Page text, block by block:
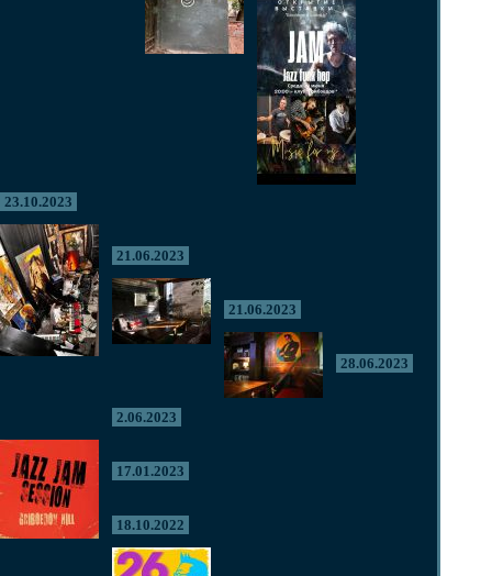
23.10.2023
21.06.2023
21.06.2023
28.06.2023
2.06.2023
17.01.2023
18.10.2022